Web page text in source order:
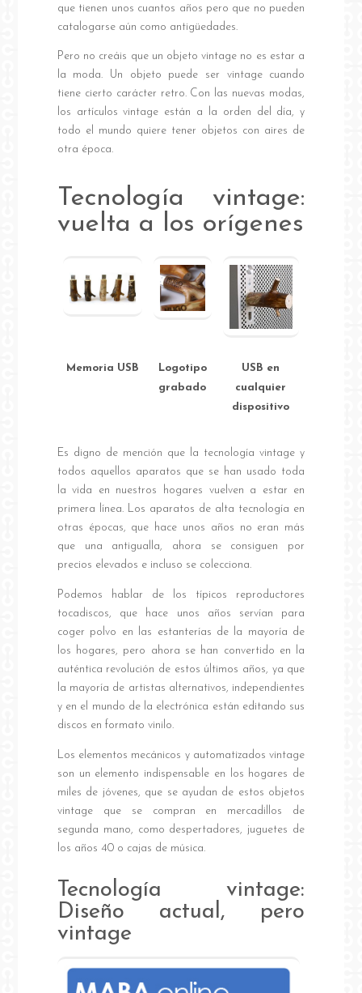
que tienen unos cuantos años pero que no pueden
catalogarse aún como antigüedades.
Pero no creáis que un objeto vintage no es estar a
la moda. Un objeto puede ser vintage cuando
tiene cierto carácter retro. Con las nuevas modas,
los artículos vintage están a la orden del día, y
todo el mundo quiere tener objetos con aires de
otra época.
Tecnología vintage:
vuelta a los orígenes
Memoria USB
Logotipo
grabado
USB en
cualquier
dispositivo
Es digno de mención que la tecnología vintage y
todos aquellos aparatos que se han usado toda
la vida en nuestros hogares vuelven a estar en
primera línea. Los aparatos de alta tecnología en
otras épocas, que hace unos años no eran más
que una antigualla, ahora se consiguen por
precios elevados e incluso se colecciona.
Podemos hablar de los típicos reproductores
tocadiscos, que hace unos años servían para
coger polvo en las estanterías de la mayoría de
los hogares, pero ahora se han convertido en la
auténtica revolución de estos últimos años, ya que
la mayoría de artistas alternativos, independientes
y en el mundo de la electrónica están editando sus
discos en formato vinilo.
Los elementos mecánicos y automatizados vintage
son un elemento indispensable en los hogares de
miles de jóvenes, que se ayudan de estos objetos
vintage que se compran en mercadillos de
segunda mano, como despertadores, juguetes de
los años 40 o cajas de música.
Tecnología vintage:
Diseño actual, pero
vintage